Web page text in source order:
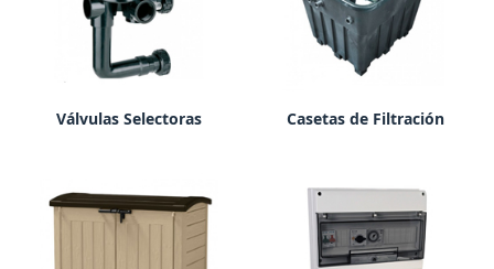
Válvulas Selectoras Casetas de Filtración